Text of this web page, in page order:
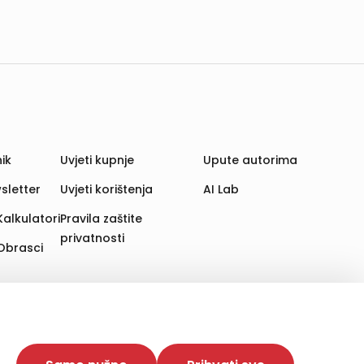
web stranica i uređaja u tu svrhu. Naši partneri
Uvjeti kupnje
Uvjeti korištenja
Pravila zaštite
privatnosti
Upute autorima
AI Lab